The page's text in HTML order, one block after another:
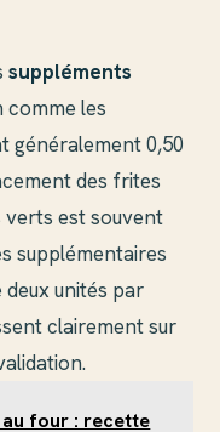
suppléments
comme les
généralement 0,50
des frites
verts est souvent
supplémentaires
unités par
clairement sur
four : recette